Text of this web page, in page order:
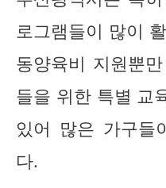
로그램들이 많이
동양육비 지원뿐
들을 위한 특별 교
있어 많은 가구들
다.